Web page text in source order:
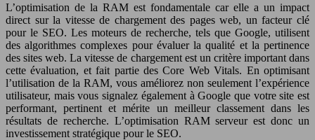
L’optimisation de la RAM est fondamentale car elle a un impact
direct sur la vitesse de chargement des pages web, un facteur clé
pour le SEO. Les moteurs de recherche, tels que Google, utilisent
des algorithmes complexes pour évaluer la qualité et la pertinence
des sites web. La vitesse de chargement est un critère important dans
cette évaluation, et fait partie des Core Web Vitals. En optimisant
l’utilisation de la RAM, vous améliorez non seulement l’expérience
utilisateur, mais vous signalez également à Google que votre site est
performant, pertinent et mérite un meilleur classement dans les
résultats de recherche. L’optimisation RAM serveur est donc un
investissement stratégique pour le SEO.